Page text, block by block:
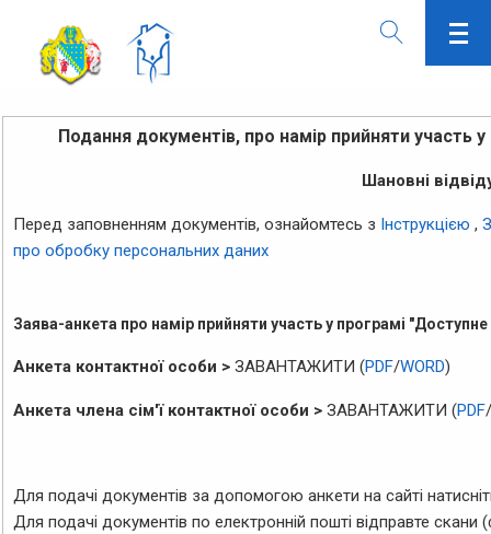
Подання документів, про намір прийняти участь
Шановні
Перед заповненням документів, ознайомтесь з Інструкцією ,
про обробку персональних даних
Заява-анкета про намір прийняти участь у програмі
Анкета контактної особи > ЗАВАНТАЖИТИ (PDF/WORD)
Анкета члена сім'ї контактної особи >ЗАВАНТАЖИТИ (PDF/
Для подачі документів за допомогою анкети на сайті
Для подачі документів по електронній пошті відправте